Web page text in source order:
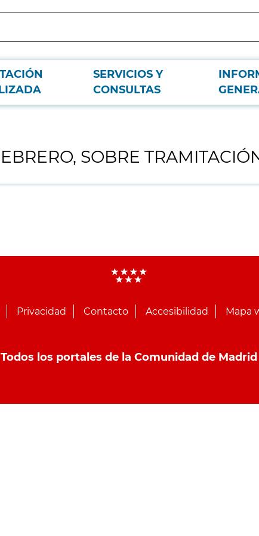
SERVICIOS Y
CONSULTAS
DE EMERGENCIA.
SOBRE
Privacidad Contacto Accesibilidad Mapa
Todos los portales de la Comunidad de Madrid